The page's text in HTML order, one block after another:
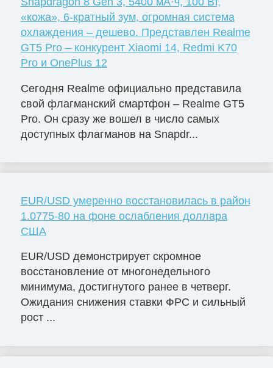
«кожа», 6-кратный зум, огромная система
охлаждения – дешево. Представлен Realme
GT5 Pro – конкурент Xiaomi 14, Redmi K70
Pro и OnePlus 12
Сегодня Realme официально представила
свой флагманский смартфон – Realme GT5
Pro. Он сразу же вошел в число самых
доступных флагманов на Snapdr...
EUR/USD умеренно восстановилась в район
1.0775-80 на фоне ослабления доллара
США
EUR/USD демонстрирует скромное
восстановление от многонедельного
минимума, достигнутого ранее в четверг.
Ожидания снижения ставки ФРС и сильный
рост ...